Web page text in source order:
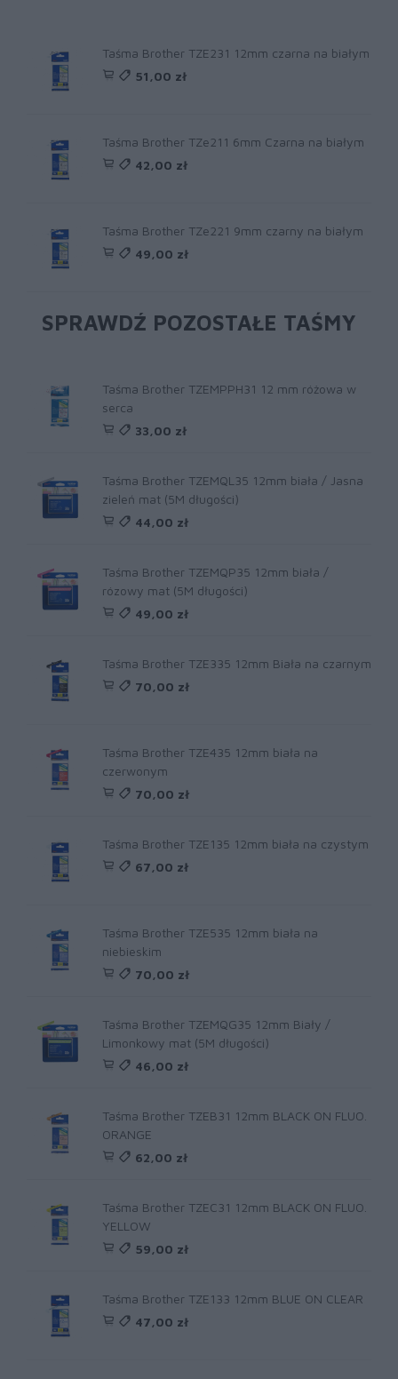
Taśma Brother TZE231 12mm czarna na białym
51,00 zł
Taśma Brother TZe211 6mm Czarna na białym
42,00 zł
Taśma Brother TZe221 9mm czarny na białym
49,00 zł
SPRAWDŹ POZOSTAŁE TAŚMY
Taśma Brother TZEMPPH31 12 mm różowa w
serca
33,00 zł
Taśma Brother TZEMQL35 12mm biała / Jasna
zieleń mat (5M długości)
44,00 zł
Taśma Brother TZEMQP35 12mm biała /
rózowy mat (5M długości)
49,00 zł
Taśma Brother TZE335 12mm Biała na czarnym
70,00 zł
Taśma Brother TZE435 12mm biała na
czerwonym
70,00 zł
Taśma Brother TZE135 12mm biała na czystym
67,00 zł
Taśma Brother TZE535 12mm biała na
niebieskim
70,00 zł
Taśma Brother TZEMQG35 12mm Biały /
Limonkowy mat (5M długości)
46,00 zł
Taśma Brother TZEB31 12mm BLACK ON FLUO.
ORANGE
62,00 zł
Taśma Brother TZEC31 12mm BLACK ON FLUO.
YELLOW
59,00 zł
Taśma Brother TZE133 12mm BLUE ON CLEAR
47,00 zł